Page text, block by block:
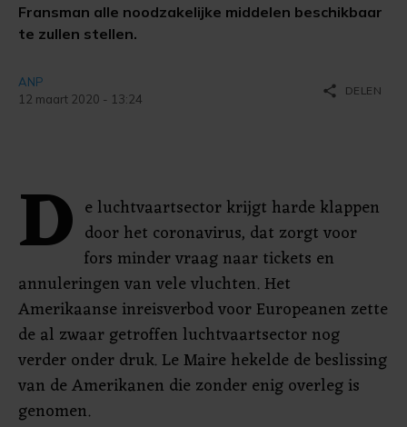
Fransman alle noodzakelijke middelen beschikbaar
te zullen stellen.
ANP
12 maart 2020 - 13:24
share DELEN
D e luchtvaartsector krijgt harde klappen
door het coronavirus, dat zorgt voor
fors minder vraag naar tickets en
annuleringen van vele vluchten. Het
Amerikaanse inreisverbod voor Europeanen zette
de al zwaar getroffen luchtvaartsector nog
verder onder druk. Le Maire hekelde de beslissing
van de Amerikanen die zonder enig overleg is
genomen.